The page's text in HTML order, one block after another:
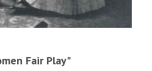
Fair Play"